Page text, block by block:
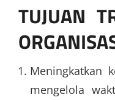
TUJUAN
Meningkatkan
mengelola